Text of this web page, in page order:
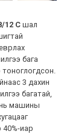
12 Cшал
бага
3 дахин
багатай,
машины
40%-иар